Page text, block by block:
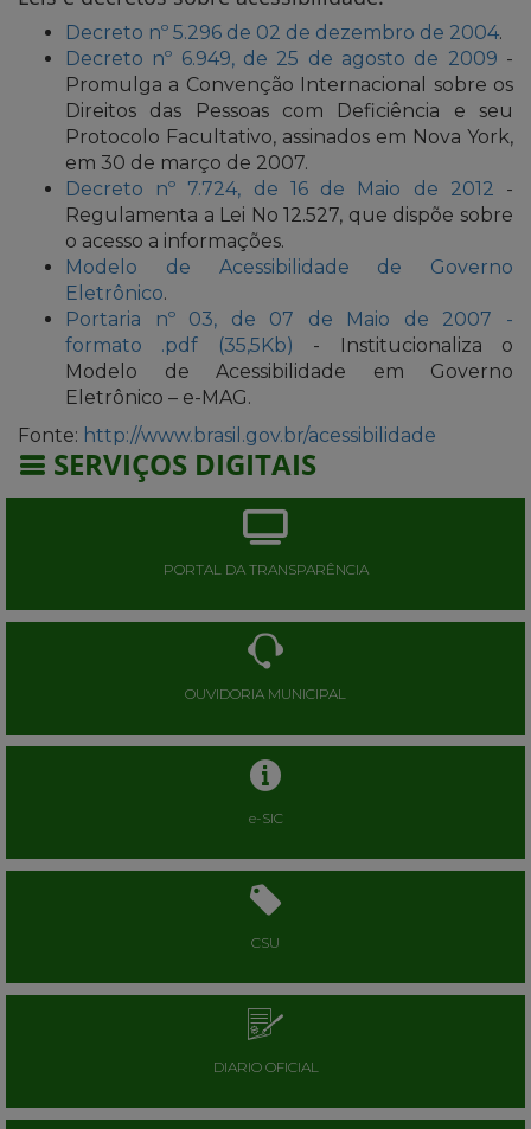
Decreto nº 5.296 de 02 de dezembro de 2004.
Decreto nº 6.949, de 25 de agosto de 2009 -
Promulga a Convenção Internacional sobre os
Direitos das Pessoas com Deficiência e seu
Protocolo Facultativo, assinados em Nova York,
em 30 de março de 2007.
Decreto nº 7.724, de 16 de Maio de 2012 -
Regulamenta a Lei No 12.527, que dispõe sobre
o acesso a informações.
Modelo de Acessibilidade de Governo
Eletrônico.
Portaria nº 03, de 07 de Maio de 2007 -
formato .pdf (35,5Kb) - Institucionaliza o
Modelo de Acessibilidade em Governo
Eletrônico – e-MAG.
Fonte: http://www.brasil.gov.br/acessibilidade
SERVIÇOS DIGITAIS
PORTAL DA TRANSPARÊNCIA
OUVIDORIA MUNICIPAL
e-SIC
CSU
DIARIO OFICIAL